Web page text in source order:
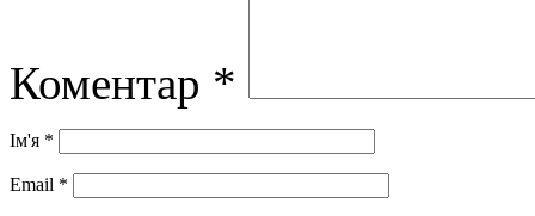
Коментар *
Ім'я *
Email *